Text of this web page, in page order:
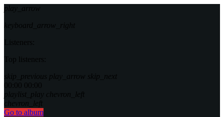
play_arrow
keyboard_arrow_right
Listeners:
Top listeners:
skip_previous play_arrow skip_next
00:00 00:00
playlist_play chevron_left
chevron_left
Go to album